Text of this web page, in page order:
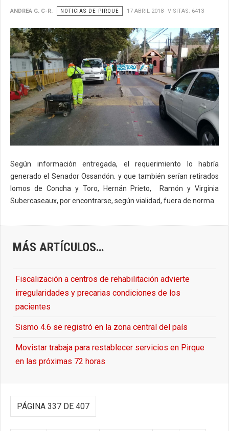
ANDREA G. C-R. NOTICIAS DE PIRQUE 17 ABRIL 2018 VISITAS: 6413
Según información entregada, el requerimiento lo habría
generado el Senador Ossandón. y que también serían retirados
lomos de Concha y Toro, Hernán Prieto, Ramón y Virginia
Subercaseaux, por encontrarse, según vialidad, fuera de norma.
MÁS ARTÍCULOS…
Fiscalización a centros de rehabilitación advierte
irregularidades y precarias condiciones de los
pacientes
Sismo 4.6 se registró en la zona central del país
Movistar trabaja para restablecer servicios en Pirque
en las próximas 72 horas
PÁGINA 337 DE 407